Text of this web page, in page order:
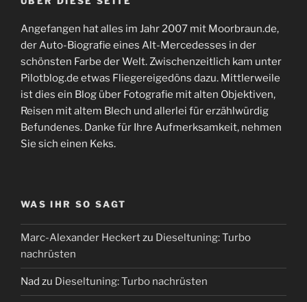
Angefangen hat alles im Jahr 2007 mit Moorbraun.de,
der Auto-Biografie eines Alt-Mercedesses in der
schönsten Farbe der Welt. Zwischenzeitlich kam unter
Pilotblog.de etwas Fliegereigedöns dazu. Mittlerweile
ist dies ein Blog über Fotografie mit alten Objektiven,
Reisen mit altem Blech und allerlei für erzählwürdig
Befundenes. Danke für Ihre Aufmerksamkeit, nehmen
Sie sich einen Keks.
WAS IHR SO SAGT
Marc-Alexander Heckertzu Dieseltuning: Turbo
nachrüsten
Nad zu Dieseltuning: Turbo nachrüsten